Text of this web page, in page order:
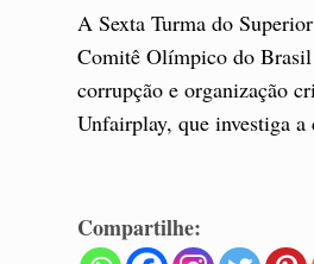
A Sexta Turma do
Comitê Olímpico do
corrupção e organização
Unfairplay, que investiga
Compartilhe: